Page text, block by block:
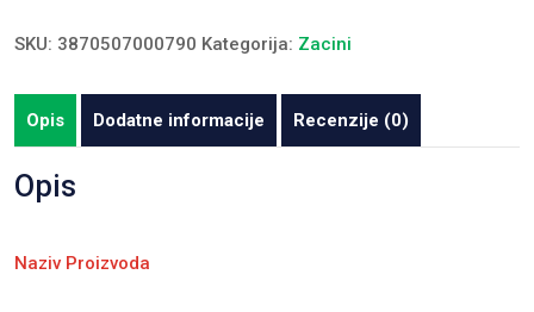
TIMA
g.,
pakiranje
30
kom/karton
količina
SKU: 3870507000790 Kategorija: Zacini
Opis Dodatne informacije Recenzije (0)
Opis
Naziv Proizvoda